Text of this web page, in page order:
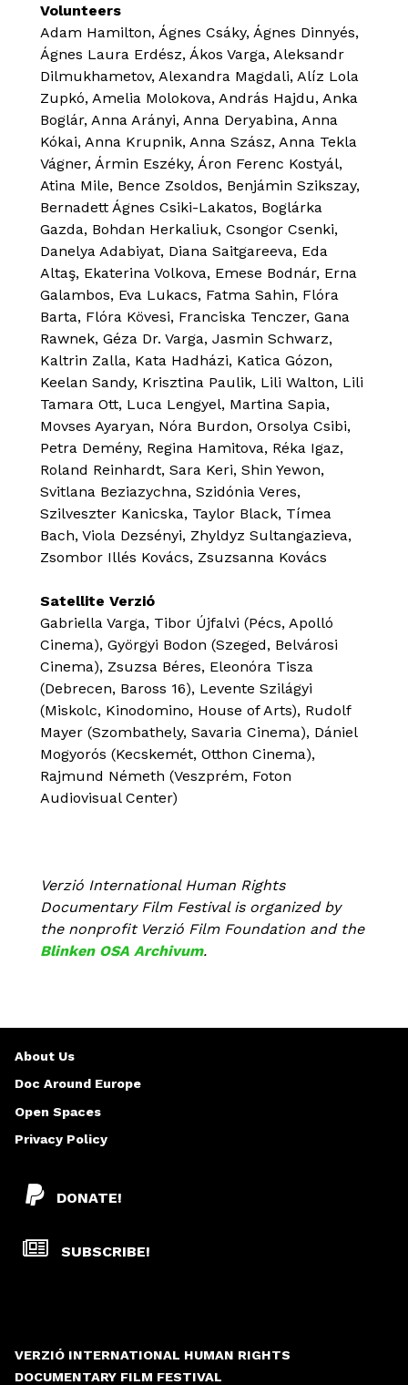
Volunteers
Adam Hamilton, Ágnes Csáky, Ágnes Dinnyés,
Ágnes Laura Erdész, Ákos Varga, Aleksandr
Dilmukhametov, Alexandra Magdali, Alíz Lola
Zupkó, Amelia Molokova, András Hajdu, Anka
Boglár, Anna Arányi, Anna Deryabina, Anna
Kókai, Anna Krupnik, Anna Szász, Anna Tekla
Vágner, Ármin Eszéky, Áron Ferenc Kostyál,
Atina Mile, Bence Zsoldos, Benjámin Szikszay,
Bernadett Ágnes Csiki-Lakatos, Boglárka
Gazda, Bohdan Herkaliuk, Csongor Csenki,
Danelya Adabiyat, Diana Saitgareeva, Eda
Altaş, Ekaterina Volkova, Emese Bodnár, Erna
Galambos, Eva Lukacs, Fatma Sahin, Flóra
Barta, Flóra Kövesi, Franciska Tenczer, Gana
Rawnek, Géza Dr. Varga, Jasmin Schwarz,
Kaltrin Zalla, Kata Hadházi, Katica Gózon,
Keelan Sandy, Krisztina Paulik, Lili Walton, Lili
Tamara Ott, Luca Lengyel, Martina Sapia,
Movses Ayaryan, Nóra Burdon, Orsolya Csibi,
Petra Demény, Regina Hamitova, Réka Igaz,
Roland Reinhardt, Sara Keri, Shin Yewon,
Svitlana Beziazychna, Szidónia Veres,
Szilveszter Kanicska, Taylor Black, Tímea
Bach, Viola Dezsényi, Zhyldyz Sultangazieva,
Zsombor Illés Kovács, Zsuzsanna Kovács
Satellite Verzió
Gabriella Varga, Tibor Újfalvi (Pécs, Apolló
Cinema), Györgyi Bodon (Szeged, Belvárosi
Cinema), Zsuzsa Béres, Eleonóra Tisza
(Debrecen, Baross 16), Levente Szilágyi
(Miskolc, Kinodomino, House of Arts), Rudolf
Mayer (Szombathely, Savaria Cinema), Dániel
Mogyorós (Kecskemét, Otthon Cinema),
Rajmund Németh (Veszprém, Foton
Audiovisual Center)
Verzió International Human Rights
Documentary Film Festival is organized by
the nonprofit Verzió Film Foundation and the
Blinken OSA Archivum.
VERZIÓ INTERNATIONAL HUMAN RIGHTS
DOCUMENTARY FILM FESTIVAL
DONATE!
SUBSCRIBE!
About Us
Doc Around Europe
Open Spaces
Privacy Policy